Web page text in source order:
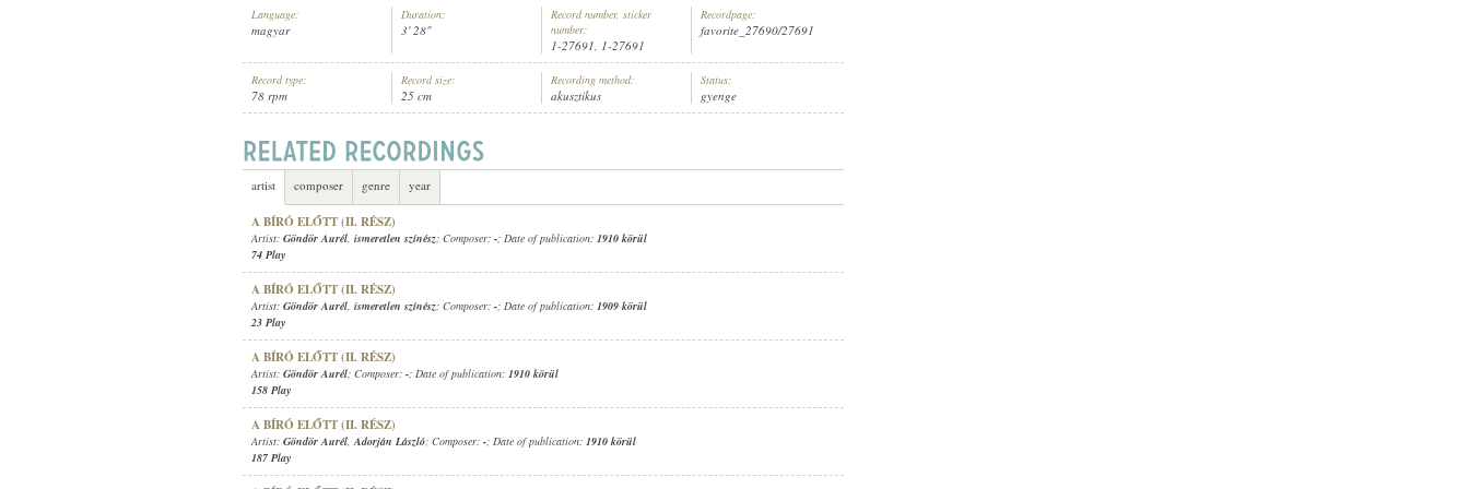
Language:
magyar
Duration:
3' 28"
Record number, sticker
number:
1-27691, 1-27691
Recordpage:
favorite_27690/27691
Record type:
78 rpm
Record size:
25 cm
Recording method:
akusztikus
Status:
gyenge
artist composer genre year
A BÍRÓ ELŐTT (II. RÉSZ)
Artist: Göndör Aurél, ismeretlen színész; Composer: -; Date of publication: 1910 körül
74 Play
A BÍRÓ ELŐTT (II. RÉSZ)
Artist: Göndör Aurél, ismeretlen színész; Composer: -; Date of publication: 1909 körül
23 Play
A BÍRÓ ELŐTT (II. RÉSZ)
Artist: Göndör Aurél; Composer: -; Date of publication: 1910 körül
158 Play
A BÍRÓ ELŐTT (II. RÉSZ)
Artist: Göndör Aurél,Adorján László; Composer: -; Date of publication: 1910 körül
187 Play